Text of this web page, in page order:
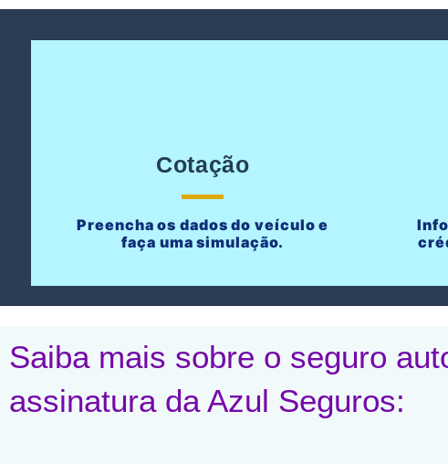
Cotação
Preencha os dados do veículo e
faça uma simulação.
Saiba mais sobre o seguro
assinatura da Azul Seguros: